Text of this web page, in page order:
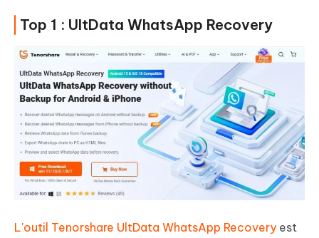
Top 1 : UltData WhatsApp Recovery
L'outil Tenorshare UltData WhatsApp Recovery est